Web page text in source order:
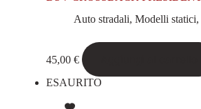
Auto stradali, Modelli statici,
45,00 €
ESAURITO